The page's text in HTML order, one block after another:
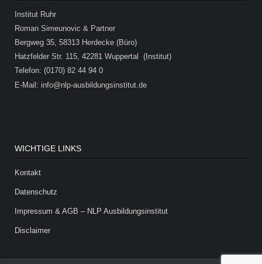
Institut Ruhr
Roman Simeunovic & Partner
Bergweg 35, 58313 Herdecke (Büro)
Hatzfelder Str. 115, 42281 Wuppertal (Institut)
Telefon: (0170) 82 44 94 0
E-Mail: info@nlp-ausbildungsinstitut.de
WICHTIGE LINKS
Kontakt
Datenschutz
Impressum & AGB – NLP Ausbildungsinstitut
Disclaimer